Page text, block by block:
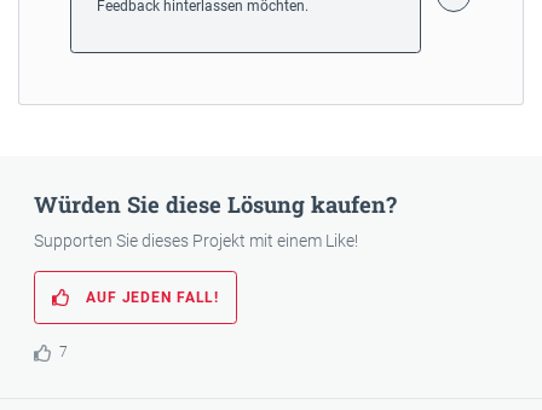
Feedback hinterlassen möchten.
Würden Sie diese Lösung kaufen?
Supporten Sie dieses Projekt mit einem Like!
AUF JEDEN FALL!
7